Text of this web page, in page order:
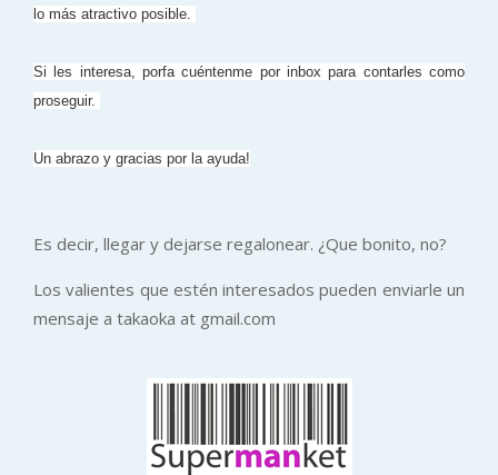
lo más atractivo posible.
Si les interesa, porfa cuéntenme por inbox para contarles como
proseguir.
Un abrazo y gracias por la ayuda!
Es decir, llegar y dejarse regalonear. ¿Que bonito, no?
Los valientes que estén interesados pueden enviarle un
mensaje a takaoka at gmail.com